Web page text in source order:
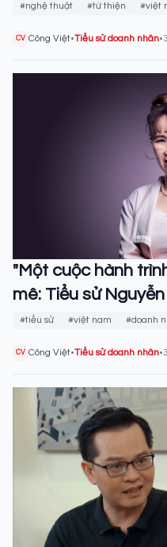
#nghệ thuật #từ thiện #việt
CV Công Việt•Tiểu sử doanh nhân•
"Một cuộc hành
mê: Tiểu sử
#tiểu sử #việt nam #doanh
CV Công Việt•Tiểu sử doanh nhân•